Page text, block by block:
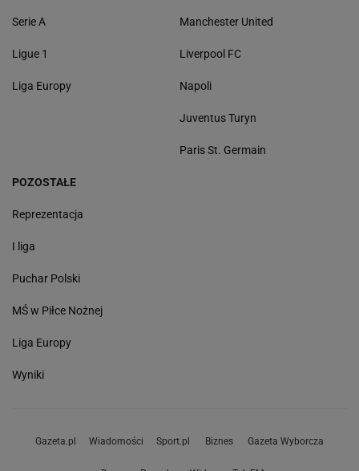
Serie A
Ligue 1
Liga Europy
Manchester United
Liverpool FC
Napoli
Juventus Turyn
Paris St. Germain
POZOSTAŁE
Reprezentacja
I liga
Puchar Polski
MŚ w Piłce Nożnej
Liga Europy
Wyniki
Gazeta.pl Wiadomości Sport.pl Biznes Gazeta Wyborcza